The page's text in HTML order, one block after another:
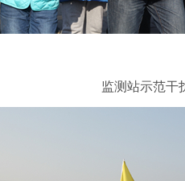
监测站示范干